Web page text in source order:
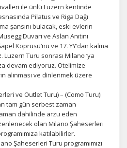
ile ünlü Luzern kentinde
Pilatus ve Riga Dağı
şansını bulacak, eski evlerin
Duvarı ve Aslan Anıtını
Köprüsü‘nü ve 17. YY‘dan kalma
Luzern Turu sonrası Milano ‘ya
devam ediyoruz. Otelimize
alınması ve dinlenmek üzere
ve Outlet Turu) – (Como Turu)
tam gün serbest zaman
dahilinde arzu eden
olan Milano Şaheserleri
katılabilirler.
Şaheserleri Turu programımızı